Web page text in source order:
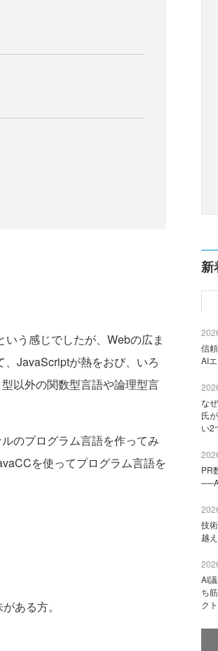
う感じでしたが、Webの広ま
JavaScriptが熱をおび、いろ
以外の関数型言語や論理型言
のプログラム言語を作ってみ
を使ってプログラム言語を
ある方。
新
信
AI
な
氏
い2
PR
技
越
AI
ち
ク